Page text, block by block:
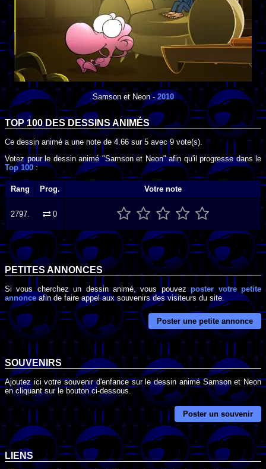
Samson et Neon- 2010
TOP 100 DES DESSINS ANIMÉS
Ce dessin animé a une note de 4.66sur5 avec9 vote(s).
Votez pour le dessin animé "Samson et Neon" afin qu'il progresse dans le
Top 100:
Rang Prog. Votre note
2797. 0
PETITES ANNONCES
Si vous cherchez un dessin animé, vous pouvezposter votre petite
annonce afin de faire appel aux souvenirs des visiteurs du site.
Poster une petite annonce
SOUVENIRS
Ajoutez ici votre souvenir d'enfance sur le dessin animé Samson et Neon
en cliquant sur le bouton ci-dessous.
Poster un souvenir
LIENS